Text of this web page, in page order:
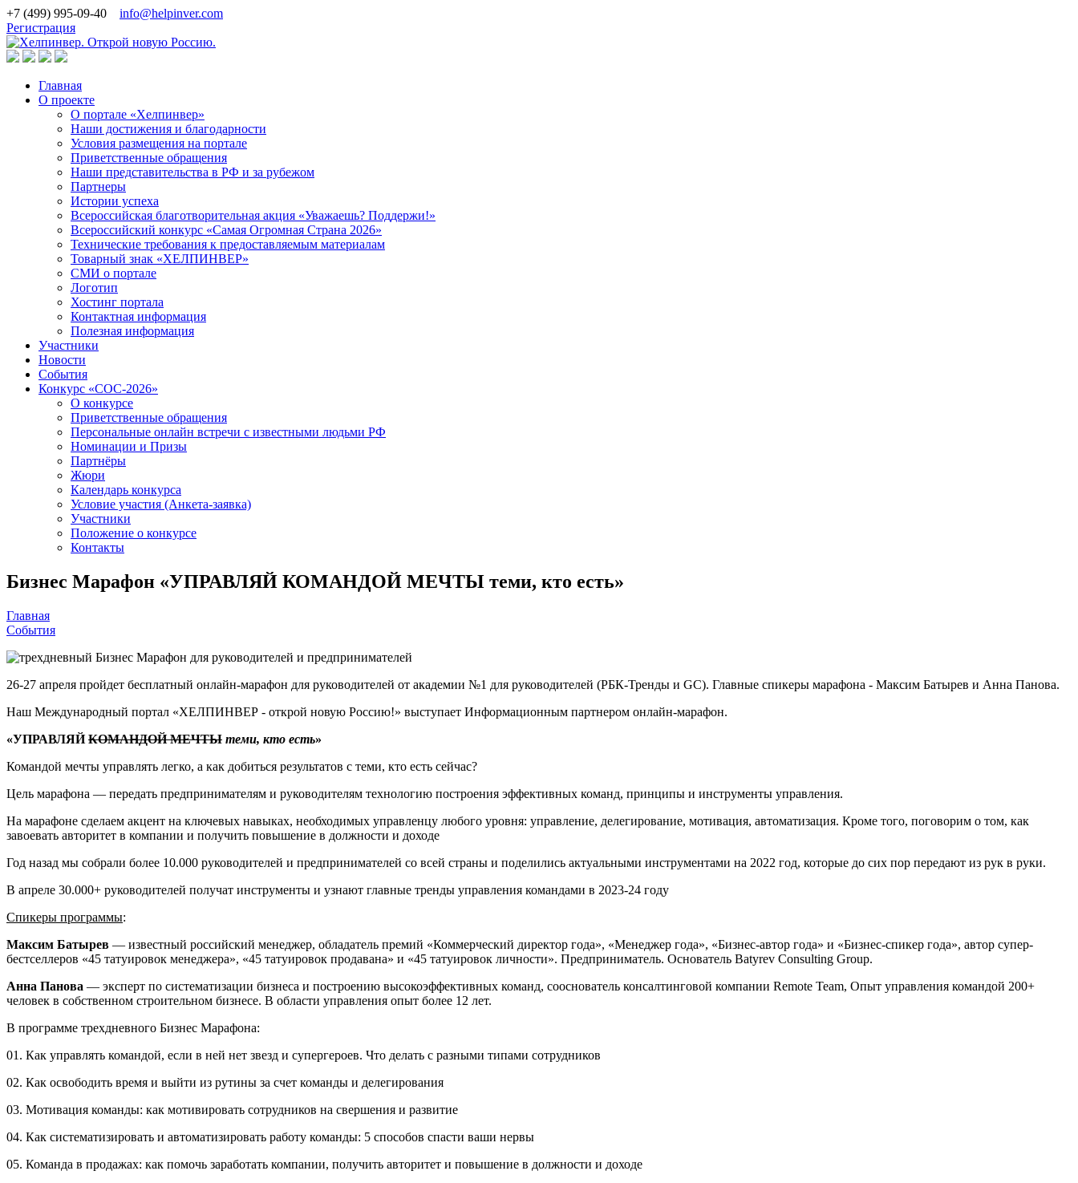
+7 (499) 995-09-40
info@helpinver.com
Регистрация
Главная
О проекте
О портале «Хелпинвер»
Наши достижения и благодарности
Условия размещения на портале
Приветственные обращения
Наши представительства в РФ и за рубежом
Партнеры
Истории успеха
Всероссийская благотворительная акция «Уважаешь? Поддержи!»
Всероссийский конкурс «Самая Огромная Страна 2026»
Технические требования к предоставляемым материалам
Товарный знак «ХЕЛПИНВЕР»
СМИ о портале
Логотип
Хостинг портала
Контактная информация
Полезная информация
Участники
Новости
События
Конкурс «СОС-2026»
О конкурсе
Приветственные обращения
Персональные онлайн встречи с известными людьми РФ
Номинации и Призы
Партнёры
Жюри
Календарь конкурса
Условие участия (Анкета-заявка)
Участники
Положение о конкурсе
Контакты
Бизнес Марафон «УПРАВЛЯЙ КОМАНДОЙ МЕЧТЫ теми, кто есть»
Главная
События
26-27 апреля пройдет бесплатный онлайн-марафон для руководителей от академии №1 для руководителей (РБК-Тренды и GC). Главные спикеры марафона - Максим Батырев и Анна Панова.
Наш Международный портал «ХЕЛПИНВЕР - открой новую Россию!» выступает Информационным партнером онлайн-марафон.
«УПРАВЛЯЙКОМАНДОЙ МЕЧТЫ теми, кто есть»
Командой мечты управлять легко, а как добиться результатов с теми, кто есть сейчас?
Цель марафона — передать предпринимателям и руководителям технологию построения эффективных команд, принципы и инструменты управления.
На марафоне сделаем акцент на ключевых навыках, необходимых управленцу любого уровня: управление, делегирование, мотивация, автоматизация. Кроме того, поговорим о том, как
завоевать авторитет в компании и получить повышение в должности и доходе
Год назад мы собрали более 10.000 руководителей и предпринимателей со всей страны и поделились актуальными инструментами на 2022 год, которые до сих пор передают из рук в руки.
В апреле 30.000+ руководителей получат инструменты и узнают главные тренды управления командами в 2023-24 году
Спикеры программы:
Максим Батырев — известный российский менеджер, обладатель премий «Коммерческий директор года», «Менеджер года», «Бизнес-автор года» и «Бизнес-спикер года», автор супер-
бестселлеров «45 татуировок менеджера», «45 татуировок продавана» и «45 татуировок личности». Предприниматель. Основатель Batyrev Consulting Group.
Анна Панова — эксперт по систематизации бизнеса и построению высокоэффективных команд, сооснователь консалтинговой компании Remote Team, Опыт управления командой 200+
человек в собственном строительном бизнесе. В области управления опыт более 12 лет.
В программе трехдневного Бизнес Марафона:
01. Как управлять командой, если в ней нет звезд и супергероев. Что делать с разными типами сотрудников
02. Как освободить время и выйти из рутины за счет команды и делегирования
03. Мотивация команды: как мотивировать сотрудников на свершения и развитие
04. Как систематизировать и автоматизировать работу команды: 5 способов спасти ваши нервы
05. Команда в продажах: как помочь заработать компании, получить авторитет и повышение в должности и доходе